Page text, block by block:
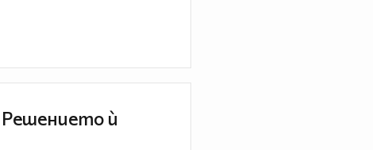
Решението ѝ